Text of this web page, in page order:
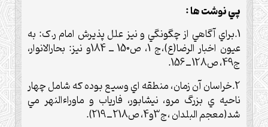
پي نوشت ها :
1.براي آگاهي از چگونگي و نيز علل پذيرش امام ر.ک: به
عيون اخبار الرضا(ع)،ج 1، ص150 ــ 184و نيز: بحارالانوار،
ج49، ص128 ــ 156.
2.خراسان آن زمان، منطقه اي وسيع بوده که شامل چهار
ناحيه ي بزرگ مرو، نيشابور، فارياب و ماوراءالنهر مي
شد(معجم البلدان ،ج3و4، ص218 ــ 219).